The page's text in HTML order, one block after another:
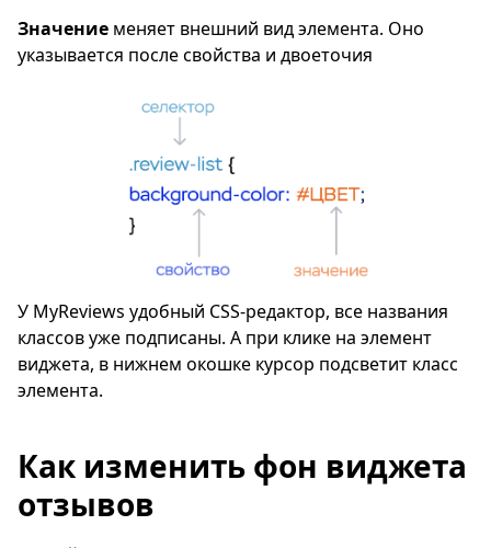
Значение меняет внешний вид элемента. Оно
указывается после свойства и двоеточия
У MyReviews удобный CSS-редактор, все названия
классов уже подписаны. А при клике на элемент
виджета, в нижнем окошке курсор подсветит класс
элемента.
Как изменить фон виджета
отзывов